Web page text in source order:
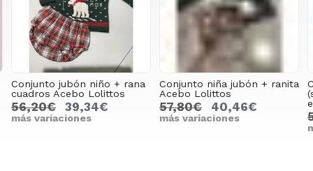
Conjunto jubón niño + rana
cuadros Acebo Lolittos
56,20€ 39,34€
más variaciones
Conjunto niña jubón + ranita
Acebo Lolittos
57,80€ 40,46€
más variaciones